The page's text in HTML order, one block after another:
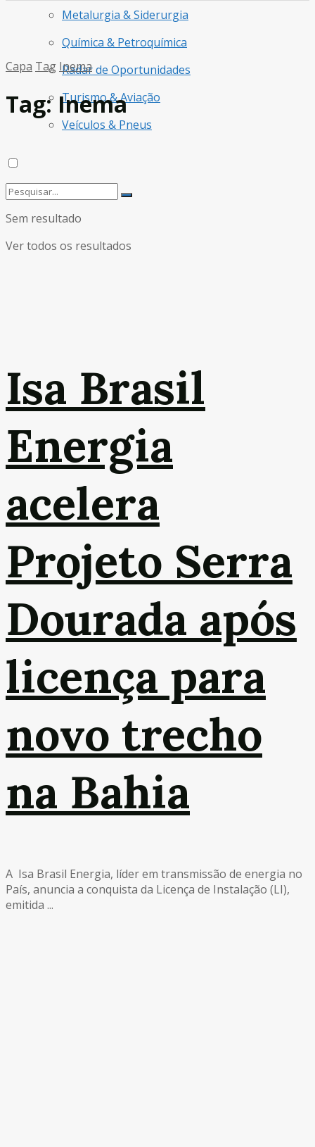
Metalurgia & Siderurgia
Química & Petroquímica
Radar de Oportunidades
Turismo & Aviação
Veículos & Pneus
Sem resultado
Ver todos os resultados
Capa Tag Inema
Tag:Inema
Isa Brasil
Energia
acelera
Projeto Serra
Dourada após
licença para
novo trecho
na Bahia
A Isa Brasil Energia, líder em transmissão de energia no
País, anuncia a conquista da Licença de Instalação (LI),
emitida ...